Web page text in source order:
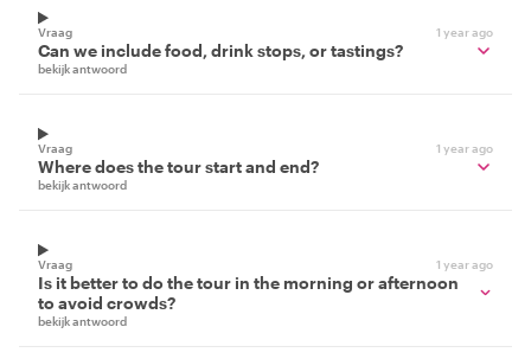
Vraag 1 year ago
Can we include food, drink stops, or tastings?
bekijk antwoord
Vraag 1 year ago
Where does the tour start and end?
bekijk antwoord
Vraag 1 year ago
Is it better to do the tour in the morning or afternoon
to avoid crowds?
bekijk antwoord